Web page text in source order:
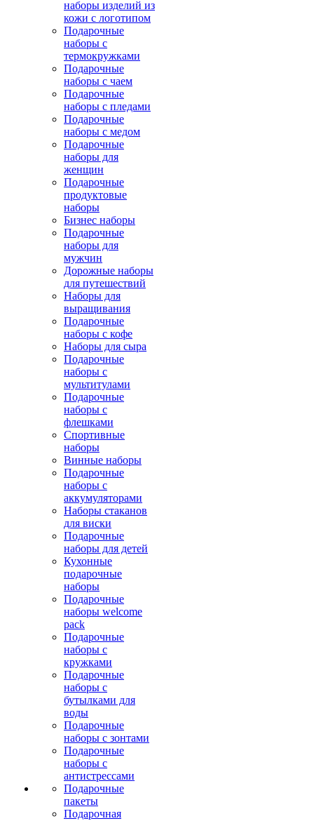
наборы изделий из
кожи с логотипом
Подарочные
наборы с
термокружками
Подарочные
наборы с чаем
Подарочные
наборы с пледами
Подарочные
наборы с медом
Подарочные
наборы для
женщин
Подарочные
продуктовые
наборы
Бизнес наборы
Подарочные
наборы для
мужчин
Дорожные наборы
для путешествий
Наборы для
выращивания
Подарочные
наборы с кофе
Наборы для сыра
Подарочные
наборы с
мультитулами
Подарочные
наборы с
флешками
Спортивные
наборы
Винные наборы
Подарочные
наборы с
аккумуляторами
Наборы стаканов
для виски
Подарочные
наборы для детей
Кухонные
подарочные
наборы
Подарочные
наборы welcome
pack
Подарочные
наборы с
кружками
Подарочные
наборы с
бутылками для
воды
Подарочные
наборы с зонтами
Подарочные
наборы с
антистрессами
Подарочные
пакеты
Подарочная